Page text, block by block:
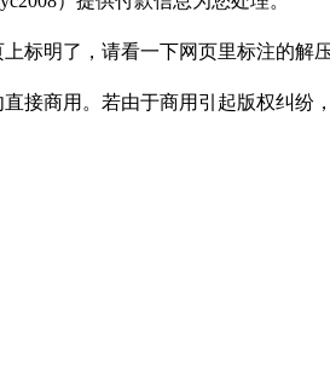
标明了，请看一下网页里标注的解压
接商用。若由于商用引起版权纠纷